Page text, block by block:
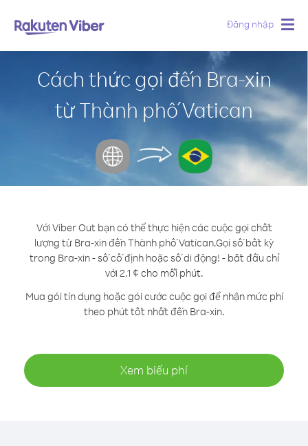
Đăng nhập
Cách thức gọi đến Bra-xin
từ Thành phố Vatican
Với Viber Out bạn có thể thực hiện các cuộc gọi chất
lượng từ Bra-xin đến Thành phố Vatican.Gọi số bất kỳ
trong Bra-xin - số cố định hoặc số di động! - bắt đầu chỉ
với 2.1 ¢ cho mỗi phút.
Mua gói tín dụng hoặc gói cước cuộc gọi để nhận mức phí
theo phút tốt nhất đến Bra-xin.
Xem biểu phí